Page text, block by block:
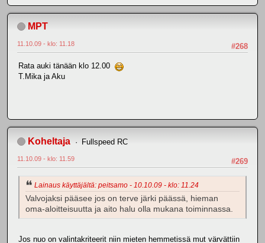
MPT
#268
11.10.09 - klo: 11.18
Rata auki tänään klo 12.00
T.Mika ja Aku
Koheltaja Fullspeed RC
#269
11.10.09 - klo: 11.59
Lainaus käyttäjältä: peitsamo - 10.10.09 - klo: 11.24
Valvojaksi pääsee jos on terve järki päässä, hieman
oma-aloitteisuutta ja aito halu olla mukana toiminnassa.
Jos nuo on valintakriteerit niin mieten hemmetissä mut värvättiin